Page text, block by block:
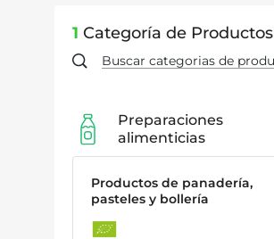
1 Categoría de Productos
Preparaciones
alimenticias
Productos de panadería,
pasteles y bollería